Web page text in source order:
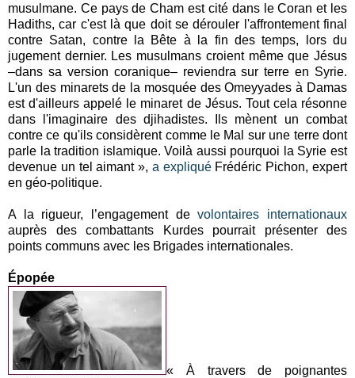
musulmane. Ce pays de Cham est cité dans le Coran et les
Hadiths, car c'est là que doit se dérouler l'affrontement final
contre Satan, contre la Bête à la fin des temps, lors du
jugement dernier. Les musulmans croient même que Jésus
–dans sa version coranique– reviendra sur terre en Syrie.
L'un des minarets de la mosquée des Omeyyades à Damas
est d'ailleurs appelé le minaret de Jésus. Tout cela résonne
dans l'imaginaire des djihadistes. Ils mènent un combat
contre ce qu'ils considèrent comme le Mal sur une terre dont
parle la tradition islamique. Voilà aussi pourquoi la Syrie est
devenue un tel aimant », a expliquéFrédéric Pichon, expert
en géo-politique.
A la rigueur, l’engagement devolontaires internationaux
auprès des combattants Kurdes pourrait présenter des
points communs avec les Brigades internationales.
Épopée
« À travers de poignantes